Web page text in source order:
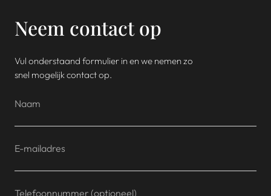
Neem contact op
Vul onderstaand formulier in en we nemen zo
snel mogelijk contact op.